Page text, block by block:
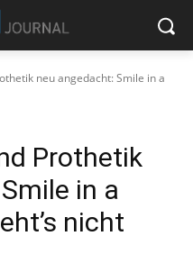
neu angedacht: Smile in a
Prothetik
in a
nicht